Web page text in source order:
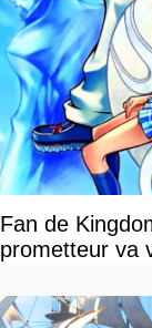
Fan de
prometteur va